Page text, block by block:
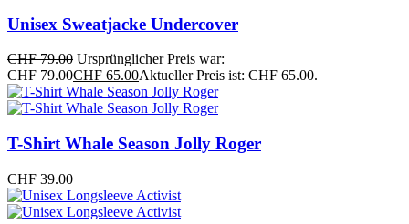
Unisex Sweatjacke Undercover
CHF79.00 Ursprünglicher Preis war:
CHF 79.00CHF 65.00Aktueller Preis ist: CHF 65.00.
T-Shirt Whale Season Jolly Roger
CHF 39.00